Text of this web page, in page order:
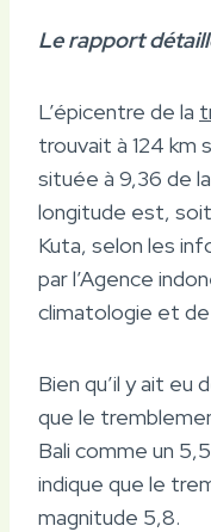
Le rapport
L’épicentre de la
trouvait à 124 km
située à 9,36 de
longitude est,
Kuta, selon les
par l’Agence
climatologie et
Bien qu’il y ait
que le
Bali comme un
indique que le
magnitude 5,8.